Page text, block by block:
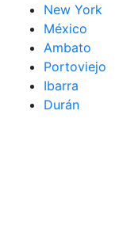
New York
México
Ambato
Portoviejo
Ibarra
Durán